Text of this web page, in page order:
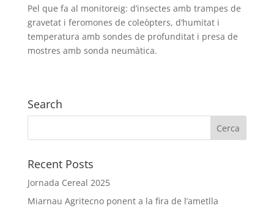
Pel que fa al monitoreig: d’insectes amb trampes de
gravetat i feromones de coleòpters, d’humitat i
temperatura amb sondes de profunditat i presa de
mostres amb sonda neumàtica.
Search
Recent Posts
Jornada Cereal 2025
Miarnau Agritecno ponent a la fira de l’ametlla